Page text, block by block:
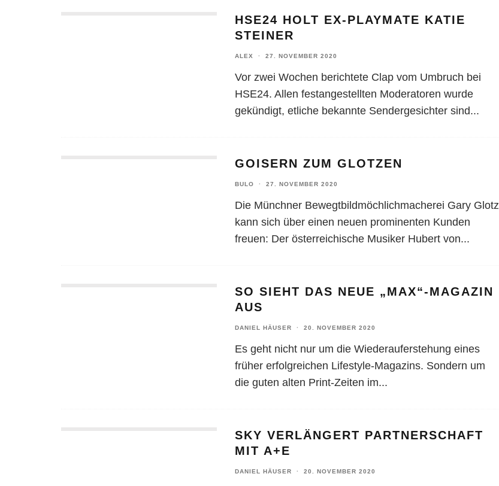
HSE24 HOLT EX-PLAYMATE KATIE
STEINER
ALEX · 27. NOVEMBER 2020
Vor zwei Wochen berichtete Clap vom Umbruch bei
HSE24. Allen festangestellten Moderatoren wurde
gekündigt, etliche bekannte Sendergesichter sind...
GOISERN ZUM GLOTZEN
BULO · 27. NOVEMBER 2020
Die Münchner Bewegtbildmöchlichmacherei Gary Glotz
kann sich über einen neuen prominenten Kunden
freuen: Der österreichische Musiker Hubert von...
SO SIEHT DAS NEUE „MAX“-MAGAZIN
AUS
DANIEL HÄUSER · 20. NOVEMBER 2020
Es geht nicht nur um die Wiederauferstehung eines
früher erfolgreichen Lifestyle-Magazins. Sondern um
die guten alten Print-Zeiten im...
SKY VERLÄNGERT PARTNERSCHAFT
MIT A+E
DANIEL HÄUSER · 20. NOVEMBER 2020